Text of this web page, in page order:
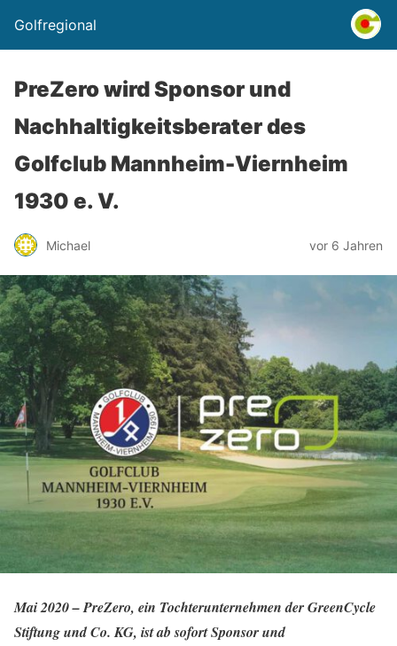
Golfregional
PreZero wird Sponsor und
Nachhaltigkeitsberater des
Golfclub Mannheim-Viernheim
1930 e. V.
Michael vor 6 Jahren
Mai 2020 – PreZero, ein Tochterunternehmen der GreenCycle
Stiftung und Co. KG, ist ab sofort Sponsor und